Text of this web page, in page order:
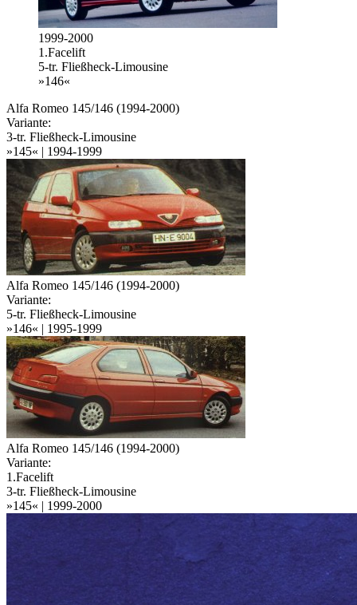
1999-2000
1.Facelift
5-tr. Fließheck-Limousine
»146«
Alfa Romeo 145/146 (1994-2000)
Variante:
3-tr. Fließheck-Limousine
»145« | 1994-1999
Alfa Romeo 145/146 (1994-2000)
Variante:
5-tr. Fließheck-Limousine
»146« | 1995-1999
Alfa Romeo 145/146 (1994-2000)
Variante:
1.Facelift
3-tr. Fließheck-Limousine
»145« | 1999-2000